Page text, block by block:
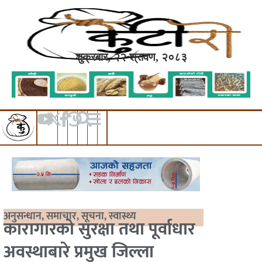
शुक्रबार, २२ श्रावण, २०८३
अनुसन्धान,समाचार,सूचना,स्वास्थ्य
कारागारको सुरक्षा तथा पूर्वाधार
अवस्थाबारे प्रमुख जिल्ला